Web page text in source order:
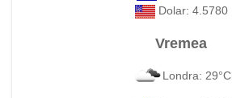
Dolar: 4.5780
Vremea
Londra: 29°C